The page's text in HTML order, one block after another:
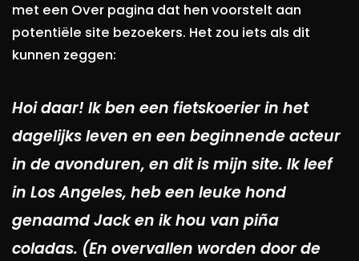
met een Over pagina dat hen voorstelt aan
potentiële site bezoekers. Het zou iets als dit
kunnen zeggen:
Hoi daar! Ik ben een fietskoerier in het
dagelijks leven en een beginnende acteur
in de avonduren, en dit is mijn site. Ik leef
in Los Angeles, heb een leuke hond
genaamd Jack en ik hou van piña
coladas. (En overvallen worden door de